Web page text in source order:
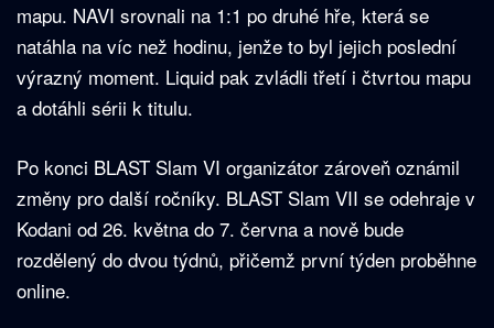
mapu. NAVI srovnali na 1:1 po druhé hře, která se
natáhla na víc než hodinu, jenže to byl jejich poslední
výrazný moment. Liquid pak zvládli třetí i čtvrtou mapu
a dotáhli sérii k titulu.
Po konci BLAST Slam VI organizátor zároveň oznámil
změny pro další ročníky. BLAST Slam VII se odehraje v
Kodani od 26. května do 7. června a nově bude
rozdělený do dvou týdnů, přičemž první týden proběhne
online.